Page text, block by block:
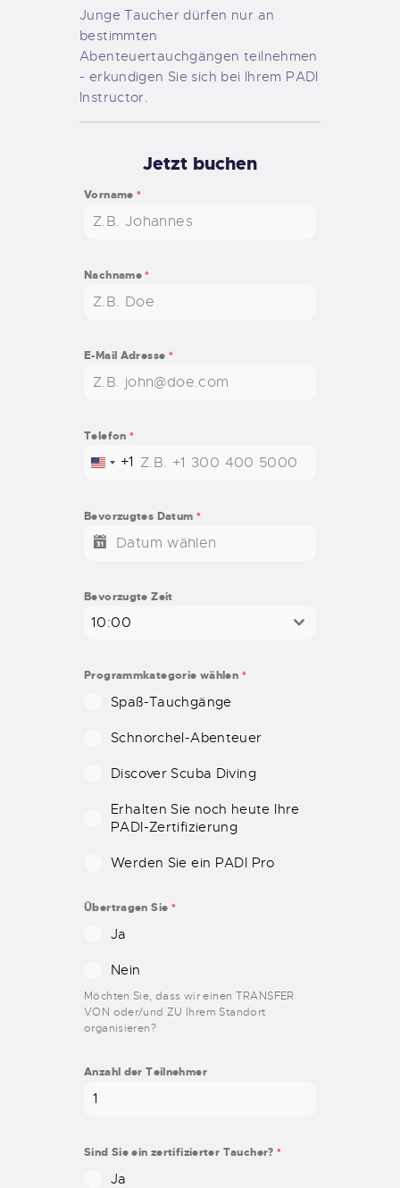
Junge Taucher dürfen nur an
bestimmten
Abenteuertauchgängen teilnehmen
- erkundigen Sie sich bei Ihrem PADI
Instructor.
Jetzt buchen
Vorname*
Nachname*
E-Mail Adresse *
Telefon*
U
E
A
E
+1
Bevorzugtes Datum *
Bevorzugte Zeit
10:00
Programmkategorie wählen *
Spaß-Tauchgänge
Schnorchel-Abenteuer
Discover Scuba Diving
Erhalten Sie noch heute Ihre
PADI-Zertifizierung
Werden Sie ein PADI Pro
Übertragen Sie *
Ja
Nein
Möchten Sie, dass wir einen TRANSFER
VON oder/und ZU Ihrem Standort
organisieren?
Anzahl der Teilnehmer
Sind Sie ein zertifizierter Taucher?*
Ja